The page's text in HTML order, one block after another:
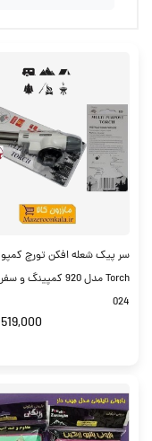
024
519,000